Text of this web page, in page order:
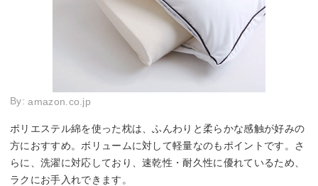
By:amazon.co.jp
ポリエステル綿を使った枕は、ふんわりと柔らかな感触が好みの
方におすすめ。ボリュームに対して軽量なのもポイントです。さ
らに、洗濯に対応しており、速乾性・耐久性に優れているため、
ラクにお手入れできます。